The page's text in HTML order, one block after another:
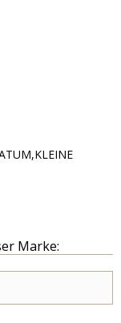
Marke: